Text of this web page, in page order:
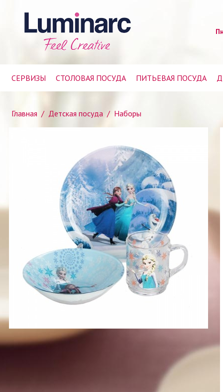
СЕРВИЗЫ СТОЛОВАЯ ПОСУДА ПИТЬЕВАЯ ПОСУДА
Главная / Детская посуда / Наборы